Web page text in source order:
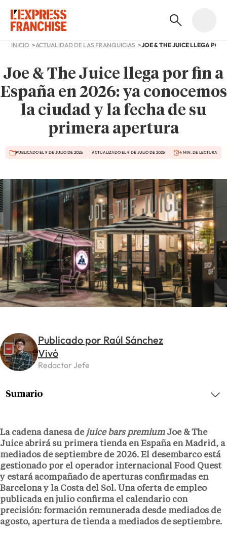
INICIO ACTUALIDAD DE LAS FRANQUICIAS
Joe & The Juice llega por fin a
España en 2026: ya conocemos
la ciudad y la fecha de su
primera apertura
PUBLICADO EL 9 DE JULIO DE 2026 ACTUALIZADO EL 9 DE JULIO DE 2026 4 MIN. DE LECTURA
Publicado por Raúl Sánchez
Vivó
Redactor Jefe
La cadena danesa de juice bars premiumJoe & The
Juice abrirá su primera tienda en España enMadrid, a
mediados de septiembre de 2026. El desembarco está
gestionado por el operador internacional Food Quest
y estará acompañado de aperturas confirmadas en
Barcelonay la Costa del Sol. Una oferta de empleo
publicada en julio confirma el calendario con
precisión: formación remunerada desde mediados de
agosto, apertura de tienda a mediados de septiembre.
Sumario